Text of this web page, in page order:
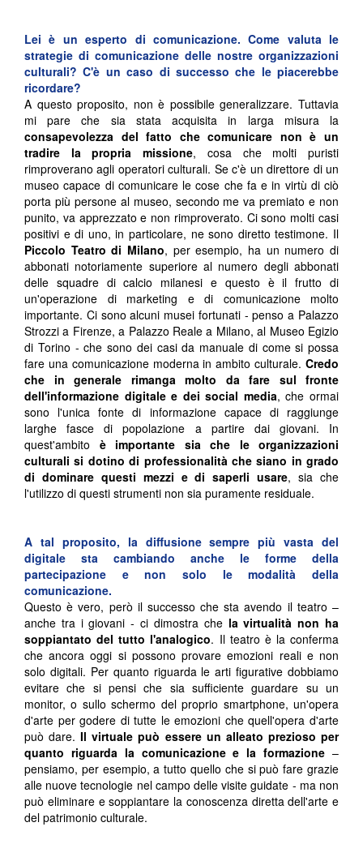
Lei è un esperto di comunicazione. Come valuta le
strategie di comunicazione delle nostre organizzazioni
culturali? C'è un caso di successo che le piacerebbe
ricordare?
A questo proposito, non è possibile generalizzare. Tuttavia
mi pare che sia stata acquisita in larga misura la
consapevolezza del fatto che comunicare non è un
tradire la propria missione, cosa che molti puristi
rimproverano agli operatori culturali. Se c'è un direttore di un
museo capace di comunicare le cose che fa e in virtù di ciò
porta più persone al museo, secondo me va premiato e non
punito, va apprezzato e non rimproverato. Ci sono molti casi
positivi e di uno, in particolare, ne sono diretto testimone. Il
Piccolo Teatro di Milano, per esempio, ha un numero di
abbonati notoriamente superiore al numero degli abbonati
delle squadre di calcio milanesi e questo è il frutto di
un'operazione di marketing e di comunicazione molto
importante. Ci sono alcuni musei fortunati - penso a Palazzo
Strozzi a Firenze, a Palazzo Reale a Milano, al Museo Egizio
di Torino - che sono dei casi da manuale di come si possa
fare una comunicazione moderna in ambito culturale. Credo
che in generale rimanga molto da fare sul fronte
dell'informazione digitale e dei social media, che ormai
sono l'unica fonte di informazione capace di raggiunge
larghe fasce di popolazione a partire dai giovani. In
quest'ambito è importante sia che le organizzazioni
culturali si dotino di professionalità che siano in grado
di dominare questi mezzi e di saperli usare, sia che
l'utilizzo di questi strumenti non sia puramente residuale.
A tal proposito, la diffusione sempre più vasta del
digitale sta cambiando anche le forme della
partecipazione e non solo le modalità della
comunicazione.
Questo è vero, però il successo che sta avendo il teatro –
anche tra i giovani - ci dimostra che la virtualità non ha
soppiantato del tutto l'analogico. Il teatro è la conferma
che ancora oggi si possono provare emozioni reali e non
solo digitali. Per quanto riguarda le arti figurative dobbiamo
evitare che si pensi che sia sufficiente guardare su un
monitor, o sullo schermo del proprio smartphone, un'opera
d'arte per godere di tutte le emozioni che quell'opera d'arte
può dare.Il virtuale può essere un alleato prezioso per
quanto riguarda la comunicazione e la formazione –
pensiamo, per esempio, a tutto quello che si può fare grazie
alle nuove tecnologie nel campo delle visite guidate - ma non
può eliminare e soppiantare la conoscenza diretta dell'arte e
del patrimonio culturale.